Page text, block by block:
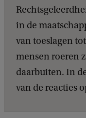
in de
van toeslagen
mensen roeren
daarbuiten. In
van de reacties